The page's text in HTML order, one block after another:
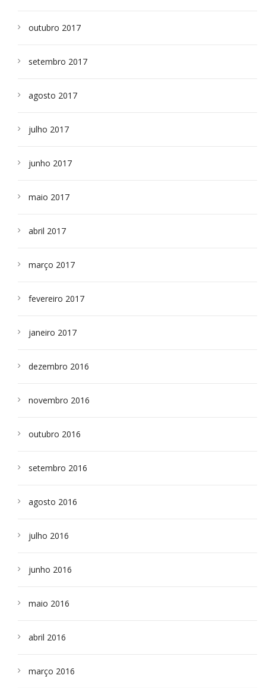
outubro 2017
setembro 2017
agosto 2017
julho 2017
junho 2017
maio 2017
abril 2017
março 2017
fevereiro 2017
janeiro 2017
dezembro 2016
novembro 2016
outubro 2016
setembro 2016
agosto 2016
julho 2016
junho 2016
maio 2016
abril 2016
março 2016